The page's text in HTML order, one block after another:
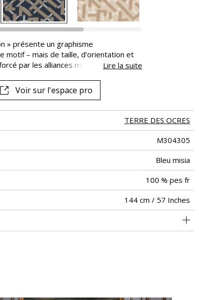
» présente un graphisme
motif – mais de taille, d’orientation et
par les alliances mates et satinées
de la marque au mouvement Art
Lire la suite
Voir sur l'espace pro
TERRE DES OCRES
M304305
Bleu misia
100 % pes fr
144 cm / 57 Inches
<3%
Raccord droit
40000
intensif : >40,000 cycles (Martindale) et/ou >30,000
doubles rubs (Wyzenbeek)
20000
De large
540
Italie
36 cm / 14 Inches
54 cm / 21 Inches